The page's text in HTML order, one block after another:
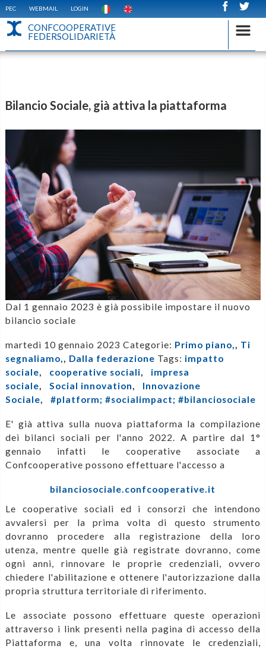
PEC WEBMAIL LOGIN
CONFCOOPERATIVE
FEDERSOLIDARIETÀ
Bilancio Sociale, già attiva la piattaforma
Dal 1 gennaio 2023 è già possibile impostare il nuovo
bilancio sociale
martedì 10 gennaio 2023 Categorie: Primo piano,
Ti
segnaliamo,
Dalla federazione Tags: impatto
sociale
cooperative sociali
impresa
sociale
Social innovation
Innovazione
Sociale
#platform; #socialimpact; #bilanciosociale
E' già attiva sulla nuova piattaforma la compilazione
dei bilanci sociali per l'anno 2022. A partire dal 1°
gennaio infatti le cooperative associate a
Confcooperative possono effettuare l'accesso a
bilanciosociale.confcooperative.it
Le cooperative sociali ed i consorzi che intendono
avvalersi per la prima volta di questo strumento
dovranno procedere alla registrazione della loro
utenza, mentre quelle già registrate dovranno, come
ogni anni, rinnovare le proprie credenziali, ovvero
chiedere l'abilitazione e ottenere l'autorizzazione dalla
propria struttura territoriale di riferimento.
Le associate possono effettuare queste operazioni
attraverso i link presenti nella pagina di accesso della
Piattaforma e, una volta rinnovate le credenziali,